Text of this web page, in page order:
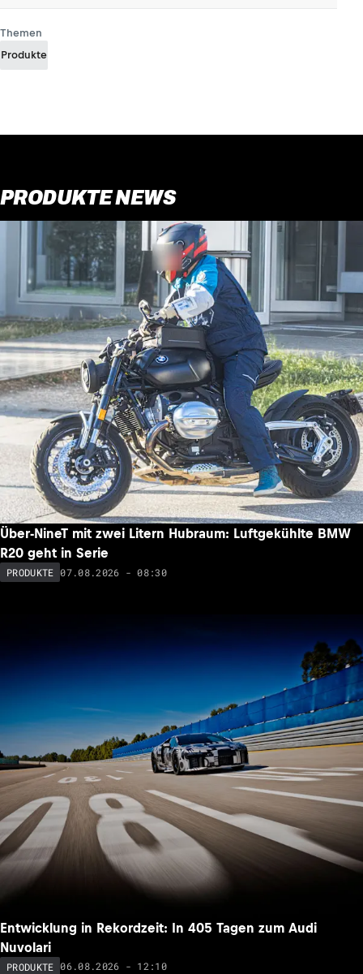
Themen
Produkte
PRODUKTE NEWS
Über-NineT mit zwei Litern Hubraum: Luftgekühlte BMW
R20 geht in Serie
PRODUKTE 07.08.2026 - 08:30
Entwicklung in Rekordzeit: In 405 Tagen zum Audi
Nuvolari
PRODUKTE 06.08.2026 - 12:10